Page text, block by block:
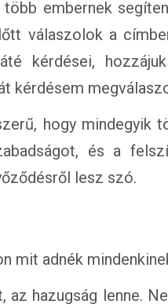
embernek
válaszolok a
kérdései,
kérdésem
hogy mindegyik
és a
lesz szó.
mit adnék
az hazugság lenne.